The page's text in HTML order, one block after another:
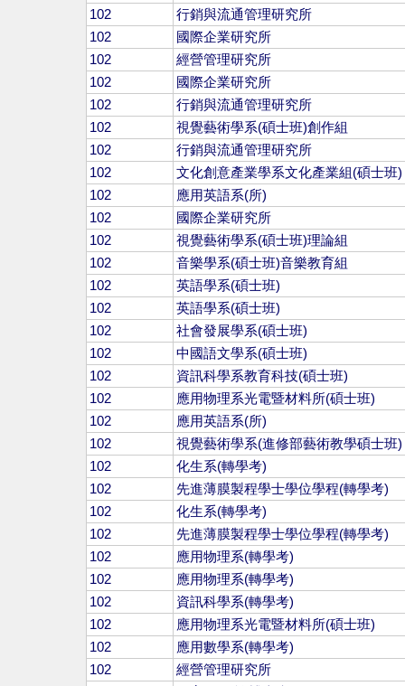
102
行銷與流通管理研究所
102
國際企業研究所
102
經營管理研究所
102
國際企業研究所
102
行銷與流通管理研究所
102
視覺藝術學系(碩士班)創作組
102
行銷與流通管理研究所
102
文化創意產業學系文化產業組(碩士班)
102
應用英語系(所)
102
國際企業研究所
102
視覺藝術學系(碩士班)理論組
102
音樂學系(碩士班)音樂教育組
102
英語學系(碩士班)
102
英語學系(碩士班)
102
社會發展學系(碩士班)
102
中國語文學系(碩士班)
102
資訊科學系教育科技(碩士班)
102
應用物理系光電暨材料所(碩士班)
102
應用英語系(所)
102
視覺藝術學系(進修部藝術教學碩士班)
102
化生系(轉學考)
102
先進薄膜製程學士學位學程(轉學考)
102
化生系(轉學考)
102
先進薄膜製程學士學位學程(轉學考)
102
應用物理系(轉學考)
102
應用物理系(轉學考)
102
資訊科學系(轉學考)
102
應用物理系光電暨材料所(碩士班)
102
應用數學系(轉學考)
102
經營管理研究所